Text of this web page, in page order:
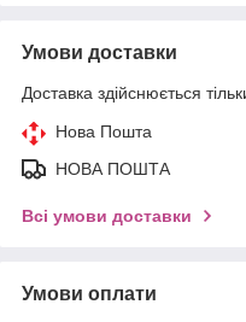
Умови доставки
Доставка здійснюється
Нова Пошта
НОВА ПОШТА
Всі умови доставки
Умови оплати